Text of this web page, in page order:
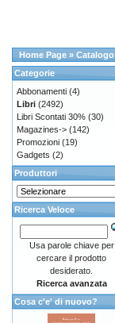
Home Page » Catalogo
Categorie
Abbonamenti (4)
Libri (2492)
Libri Scontati 30% (30)
Magazines-> (142)
Promozioni (19)
Gadgets (2)
Produttori
Ricerca Veloce
Usa parole chiave per
cercare il prodotto
desiderato.
Ricerca avanzata
Cosa c'e' di nuovo?